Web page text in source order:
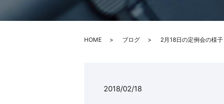
HOME ブログ 2月18日の定例会の様
2018/02/18